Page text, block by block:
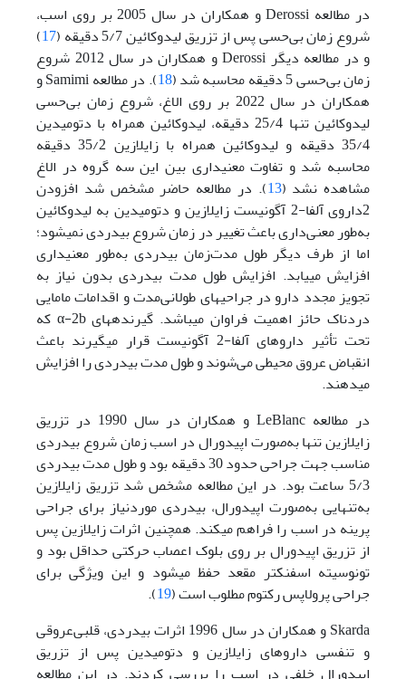
در مطالعه Derossi و همکاران در سال 2005 بر روی اسب،
شروع زمان ‌بی‌حسی پس از تزریق لیدوکائین 5/7 دقیقه (
17
)
و در مطالعه دیگر Derossi و همکاران در سال 2012 شروع
زمان ‌بی‌حسی 5 دقیقه محاسبه شد (
18
). در مطالعه Samimi و
همکاران در سال 2022 بر روی الاغ، شروع زمان ‌بی‌حسی
لیدوکائین تنها 25/4 دقیقه، لیدوکائین همراه با دتومیدین
35/4 دقیقه و لیدوکائین همراه با زایلازین 35/2 دقیقه
محاسبه شد و تفاوت معنی­داری بین این سه گروه در الاغ
مشاهده نشد (13). در مطالعه حاضر مشخص شد افزودن
2داروی آلفا-2 آگونیست زایلازین و دتومیدین به لیدوکائین
به‌طور معنی‌داری باعث تغییر در زمان شروع بی­دردی نمی­شود؛
اما از طرف دیگر طول مدت‌زمان بی­دردی به‌طور معنی­داری
افزایش می­یابد. افزایش طول مدت ­بی­دردی بدون نیاز به
تجویز مجدد دارو در جراحی­های طولانی‌مدت و اقدامات مامایی
دردناک حائز اهمیت فراوان می­باشد. گیرنده­های α-2b که
تحت تأثیر داروهای آلفا-2 آگونیست قرار می­گیرند باعث
انقباض عروق محیطی می‌شوند و طول مدت بی­­دردی را افزایش
می­دهند.
در مطالعه LeBlanc و همکاران در سال 1990 در تزریق
زایلازین تنها به‌صورت اپیدورال در اسب زمان شروع بی­دردی
مناسب جهت جراحی حدود 30 دقیقه بود و طول مدت بی­دردی
5/3 ساعت بود. در این مطالعه مشخص شد تزریق زایلازین
به‌تنهایی به‌صورت اپیدورال، بی­دردی مورد‌نیاز برای جراحی
پرینه در اسب را فراهم می­کند. همچنین اثرات زایلازین پس
از تزریق اپیدورال بر روی بلوک اعصاب حرکتی حداقل بود و
تونوسیته اسفنکتر مقعد حفظ می­شود و این ویژگی برای
جراحی پرولاپس رکتوم مطلوب است (19
).
Skarda و همکاران در سال 1996 اثرات بی­دردی، قلبی‌‌عروقی
و تنفسی داروهای زایلازین و دتومیدین پس از تزریق